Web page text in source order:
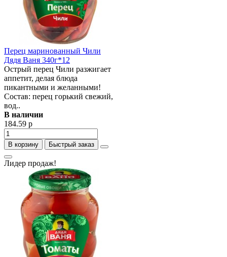
Перец маринованный Чили
Дядя Ваня 340г*12
Острый перец Чили разжигает
аппетит, делая блюда
пикантными и желанными!
Состав: перец горький свежий,
вод..
В наличии
184.59 р
В корзину Быстрый заказ
Лидер продаж!